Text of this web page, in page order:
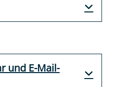
und E-Mail-